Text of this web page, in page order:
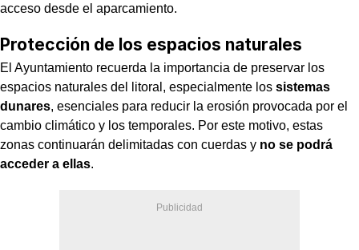
acceso desde el aparcamiento.
Protección de los espacios naturales
El Ayuntamiento recuerda la importancia de preservar los
espacios naturales del litoral, especialmente los sistemas
dunares, esenciales para reducir la erosión provocada por el
cambio climático y los temporales. Por este motivo, estas
zonas continuarán delimitadas con cuerdas y no se podrá
acceder a ellas.